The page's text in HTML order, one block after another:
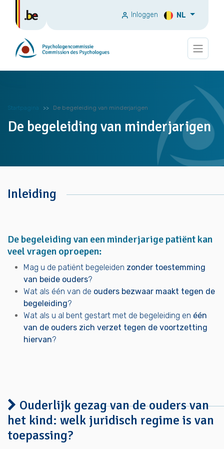
Inloggen NL
Startpagina De begeleiding van minderjarigen
De begeleiding van minderjarigen
Inleiding
De begeleiding van een minderjarige patiënt kan
veel vragen oproepen:
Mag u de patiënt begeleiden zonder toestemming
van beide ouders?
Wat als één van de ouders bezwaar maakt tegen de
begeleiding?
Wat als u al bent gestart met de begeleiding en één
van de ouders zich verzet tegen de voortzetting
hiervan?
Ouderlijk gezag van de ouders van
het kind: welk juridisch regime is van
toepassing?